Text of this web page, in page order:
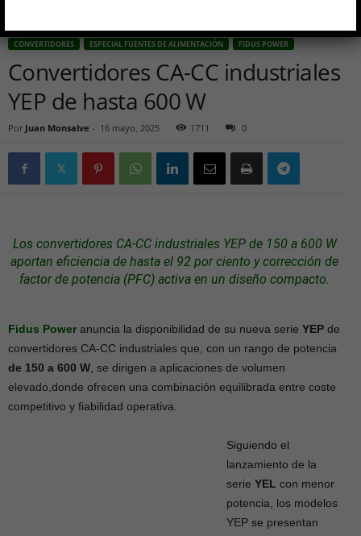
CONVERTIDORES ESPECIAL FUENTES DE ALIMENTACIÓN FIDUS POWER
Convertidores CA-CC industriales
YEP de hasta 600 W
Por Juan Monsalve - 16 mayo, 2025 1711 0
Los convertidores CA-CC industriales YEP de 150 a 600 W
aportan eficiencia de hasta el 92 por ciento y corrección de
factorde potencia (PFC) activa en un diseño compacto.
Fidus Power anuncia la disponibilidad de su nueva serie YEP de
convertidores CA-CC industriales que, con un rango de potencia
de 150 a 600 W , se dirigen a aplicaciones de volumen
elevado,donde ofrecen una combinación equilibrada entre coste
competitivo y fiabilidad operativa.
Siguiendo el
lanzamiento de la
serie YEL con menor
potencia, los modelos
YEP se presentan